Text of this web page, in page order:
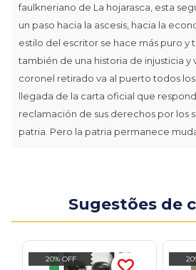
faulkneriano de La hojarasca, esta
un paso hacia la ascesis, hacia la
estilo del escritor se hace más puro y
también de una historia de injusticia y
coronel retirado va al puerto todos
llegada de la carta oficial que
reclamación de sus derechos por los
patria. Pero la patria permanece
Sugestões de
20% OFF